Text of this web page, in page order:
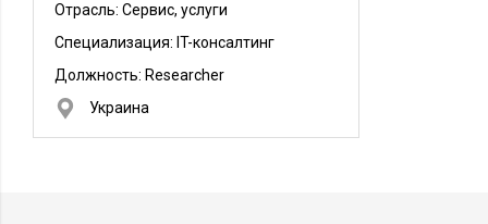
Отрасль: Сервис, услуги
Специализация: IT-консалтинг
Должность: Researcher
Украина